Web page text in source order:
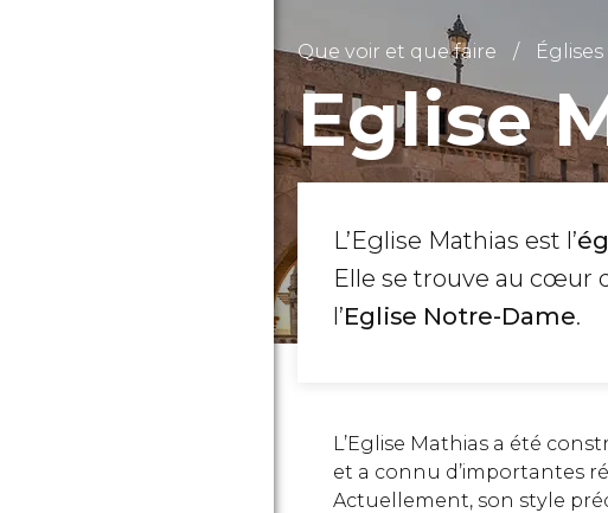
Que voir et que faire Églises
Eglise
L’Eglise Mathias est l’
Elle se trouve au cœur
l’Eglise Notre-Dame.
L’Eglise Mathias a été
et a connu d’importantes
Actuellement, son style